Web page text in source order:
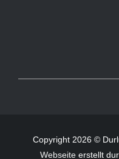
Copyright 2026 ©
Webseite erstellt